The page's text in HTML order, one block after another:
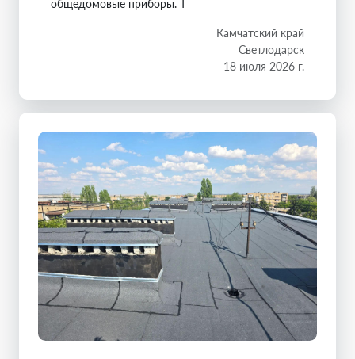
общедомовые приборы. Т
Камчатский край
Светлодарск
18 июля 2026 г.